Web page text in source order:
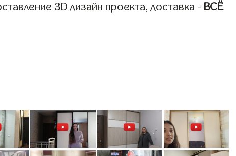
3D дизайн проекта, доставка - ВСЁ